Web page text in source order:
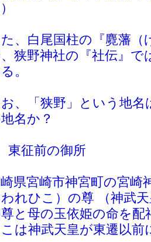
た、白尾国柱の『麑藩
狭野神社の『社伝』
。
、「狭野」という地
名か？
征前の御所
県宮崎市神宮町の宮崎
れひこ）の尊 （神武
と母の玉依姫の命を配
は神武天皇が東遷以